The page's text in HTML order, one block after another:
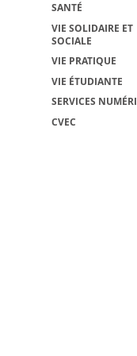
SANTÉ
VIE SOLIDAIRE ET
SOCIALE
VIE PRATIQUE
VIE ÉTUDIANTE
SERVICES
CVEC